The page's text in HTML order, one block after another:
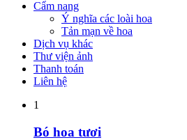
Cẩm nang
Ý nghĩa các loài hoa
Tản mạn về hoa
Dịch vụ khác
Thư viện ảnh
Thanh toán
Liên hệ
1
Bó hoa tươi